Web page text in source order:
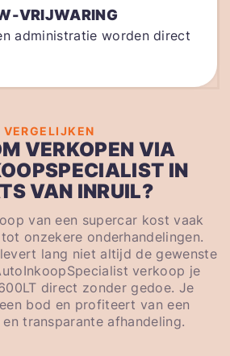
VRIJWARING
administratie worden direct
VERGELIJKEN
VERKOPEN VIA
IN
VAN INRUIL?
van een supercar kost vaak
onzekere onderhandelingen.
lang niet altijd de gewenste
verkoop je
direct zonder gedoe. Je
bod en profiteert van een
transparante afhandeling.